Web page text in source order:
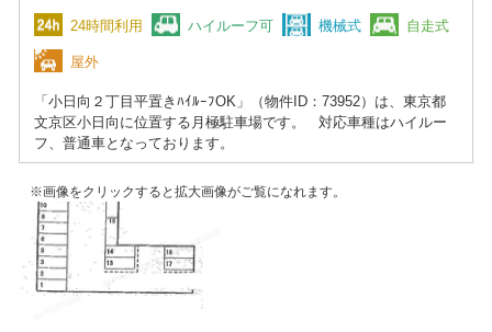
24時間利用 ハイルーフ可 機械式 自走式
屋外
「小日向２丁目平置きﾊｲﾙｰﾌOK」（物件ID：73952）は、東京都
文京区小日向に位置する月極駐車場です。 対応車種はハイルー
フ、普通車となっております。
※画像をクリックすると拡大画像がご覧になれます。